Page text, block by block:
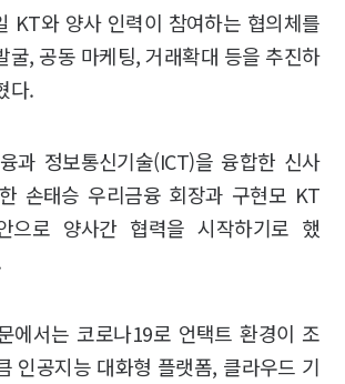
KT와 양사 인력이 참여하는 협의체를
굴, 공동 마케팅, 거래확대 등을 추진하
다.
과 정보통신기술(ICT)을 융합한 신사
손태승 우리금융 회장과 구현모 KT
으로 양사간 협력을 시작하기로 했
에서는 코로나19로 언택트 환경이 조
인공지능 대화형 플랫폼, 클라우드 기